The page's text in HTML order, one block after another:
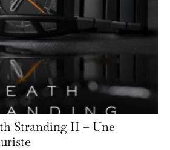
Stranding II – Une